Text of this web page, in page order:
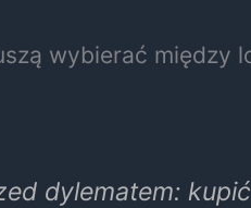
wybierać między
dylematem: